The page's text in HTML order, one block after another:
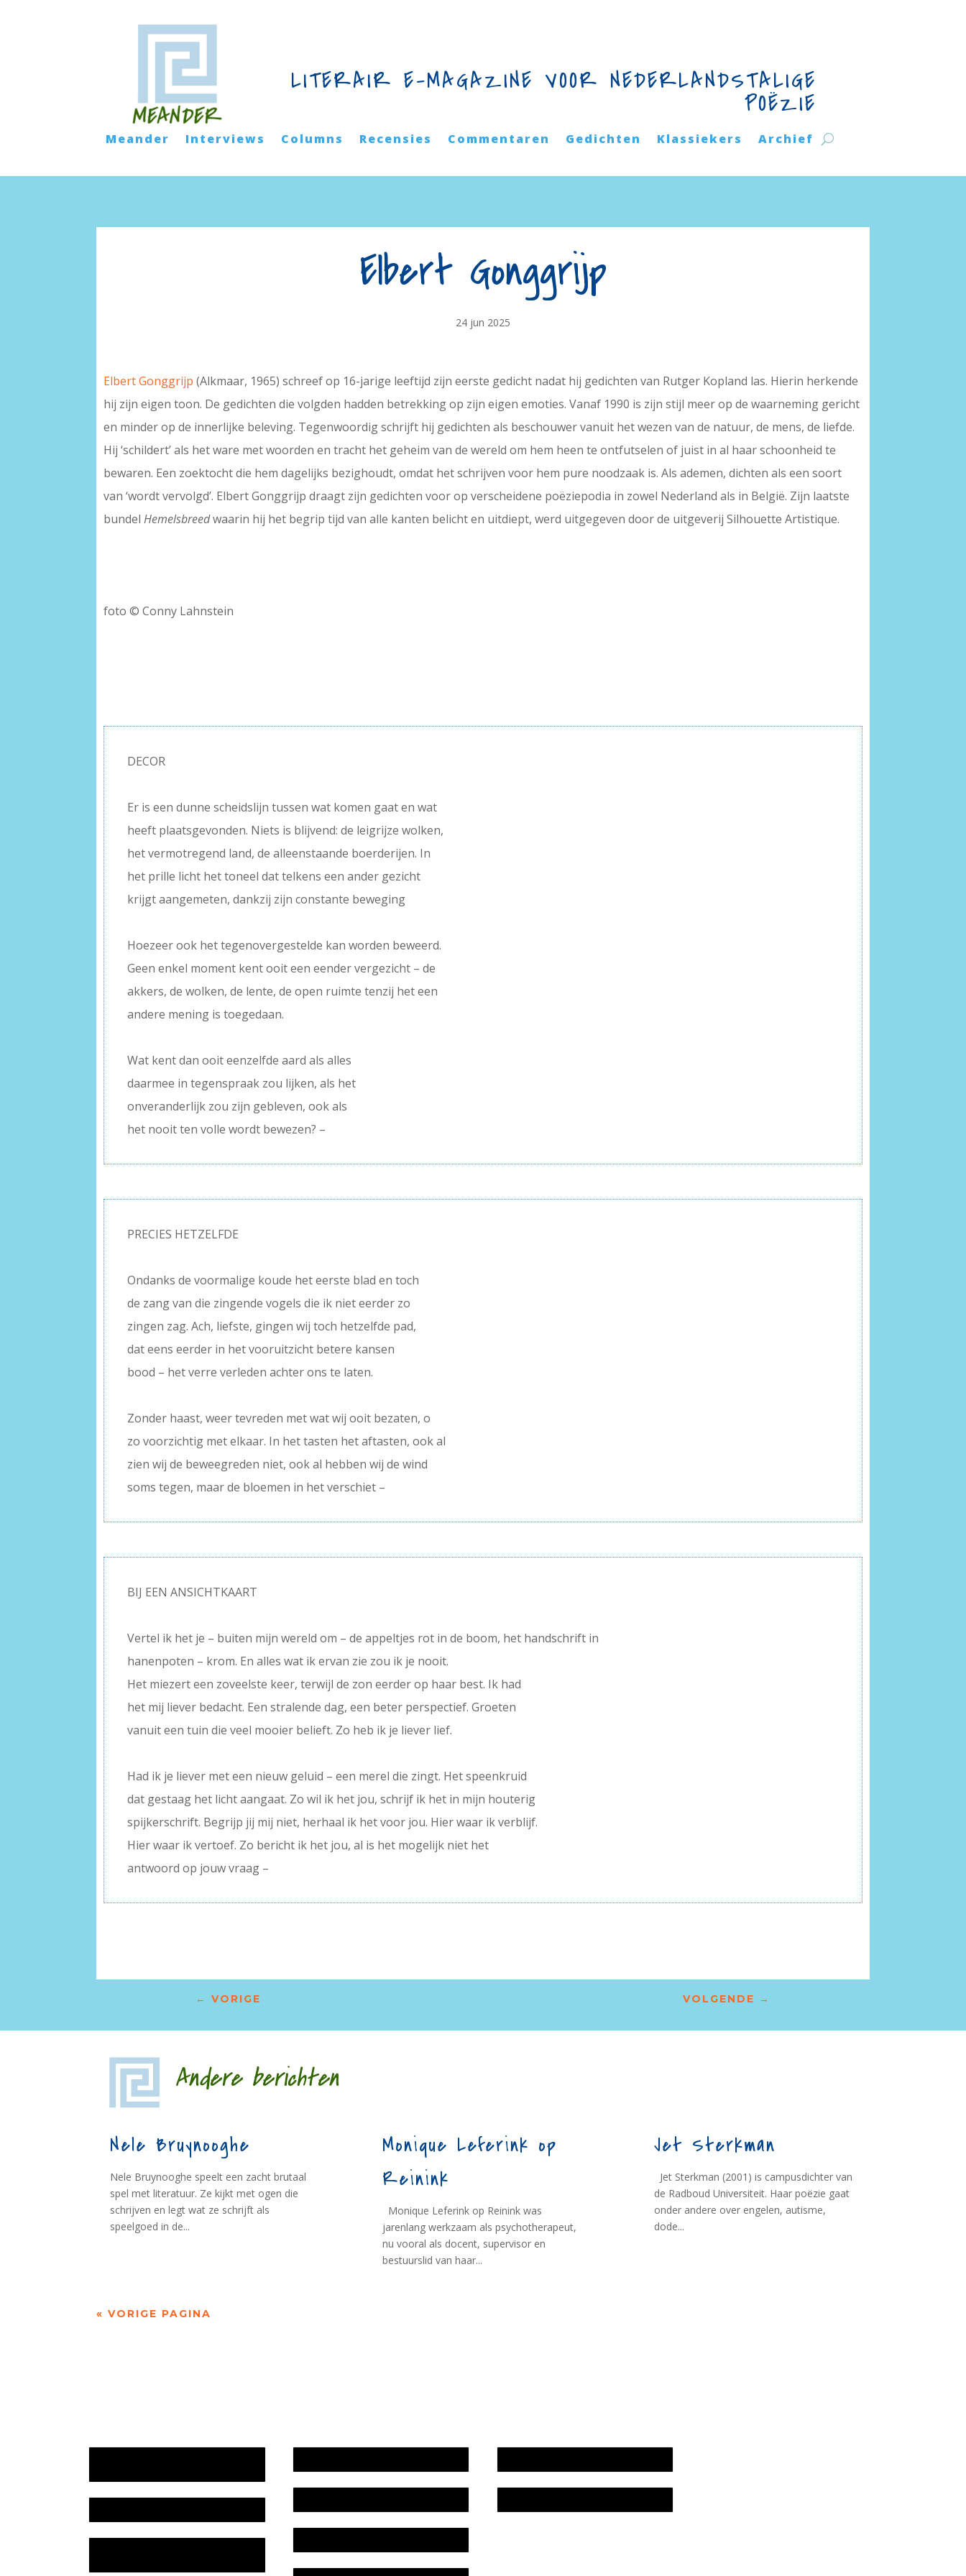
LITERAIR E-MAGAZINE VOOR NEDERLANDSTALIGE
POËZIE
Meander Interviews Columns Recensies Commentaren Gedichten Klassiekers Archief
Elbert Gonggrijp
24 jun 2025
Elbert Gonggrijp (Alkmaar, 1965) schreef op 16-jarige leeftijd zijn eerste gedicht nadat hij gedichten van Rutger Kopland las. Hierin herkende
hij zijn eigen toon. De gedichten die volgden hadden betrekking op zijn eigen emoties. Vanaf 1990 is zijn stijl meer op de waarneming gericht
en minder op de innerlijke beleving. Tegenwoordig schrijft hij gedichten als beschouwer vanuit het wezen van de natuur, de mens, de liefde.
Hij ‘schildert’ als het ware met woorden en tracht het geheim van de wereld om hem heen te ontfutselen of juist in al haar schoonheid te
bewaren. Een zoektocht die hem dagelijks bezighoudt, omdat het schrijven voor hem pure noodzaak is. Als ademen, dichten als een soort
van ‘wordt vervolgd’. Elbert Gonggrijp draagt zijn gedichten voor op verscheidene poëziepodia in zowel Nederland als in België. Zijn laatste
bundelHemelsbreedwaarin hij het begrip tijd van alle kanten belicht en uitdiept, werd uitgegeven door de uitgeverij Silhouette Artistique.
foto © Conny Lahnstein
DECOR
Er is een dunne scheidslijn tussen wat komen gaat en wat
heeft plaatsgevonden. Niets is blijvend: de leigrijze wolken,
het vermotregend land, de alleenstaande boerderijen. In
het prille licht het toneel dat telkens een ander gezicht
krijgt aangemeten, dankzij zijn constante beweging
Hoezeer ook het tegenovergestelde kan worden beweerd.
Geen enkel moment kent ooit een eender vergezicht – de
akkers, de wolken, de lente, de open ruimte tenzij het een
andere mening is toegedaan.
Wat kent dan ooit eenzelfde aard als alles
daarmee in tegenspraak zou lijken, als het
onveranderlijk zou zijn gebleven, ook als
het nooit ten volle wordt bewezen? –
PRECIES HETZELFDE
Ondanks de voormalige koude het eerste blad en toch
de zang van die zingende vogels die ik niet eerder zo
zingen zag. Ach, liefste, gingen wij toch hetzelfde pad,
dat eens eerder in het vooruitzicht betere kansen
bood – het verre verleden achter ons te laten.
Zonder haast, weer tevreden met wat wij ooit bezaten, o
zo voorzichtig met elkaar. In het tasten het aftasten, ook al
zien wij de beweegreden niet, ook al hebben wij de wind
soms tegen, maar de bloemen in het verschiet –
BIJ EEN ANSICHTKAART
Vertel ik het je – buiten mijn wereld om – de appeltjes rot in de boom, het handschrift in
hanenpoten – krom. En alles wat ik ervan zie zou ik je nooit.
Het miezert een zoveelste keer, terwijl de zon eerder op haar best. Ik had
het mij liever bedacht. Een stralende dag, een beter perspectief. Groeten
vanuit een tuin die veel mooier belieft. Zo heb ik je liever lief.
Had ik je liever met een nieuw geluid – een merel die zingt. Het speenkruid
dat gestaag het licht aangaat. Zo wil ik het jou, schrijf ik het in mijn houterig
spijkerschrift. Begrijp jij mij niet, herhaal ik het voor jou. Hier waar ik verblijf.
Hier waar ik vertoef. Zo bericht ik het jou, al is het mogelijk niet het
antwoord op jouw vraag –
← VORIGE VOLGENDE →
Andere berichten
Nele Bruynooghe
Nele Bruynooghe speelt een zacht brutaal
spel met literatuur. Ze kijkt met ogen die
schrijven en legt wat ze schrijft als
speelgoed in de...
Monique Leferink op
Reinink
Monique Leferink op Reinink was
jarenlang werkzaam als psychotherapeut,
nu vooral als docent, supervisor en
bestuurslid van haar...
Jet Sterkman
Jet Sterkman (2001) is campusdichter van
de Radboud Universiteit. Haar poëzie gaat
onder andere over engelen, autisme,
dode...
« VORIGE PAGINA